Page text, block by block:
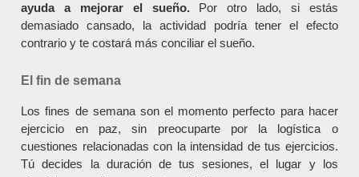
ayuda a mejorar el sueño.Por otro lado, si estás
demasiado cansado, la actividad podría tener el efecto
contrario y te costará más conciliar el sueño.
El fin de semana
Los fines de semana son el momento perfecto para hacer
ejercicio en paz, sin preocuparte por la logística o
cuestiones relacionadas con la intensidad de tus ejercicios.
Tú decides la duración de tus sesiones, el lugar y los